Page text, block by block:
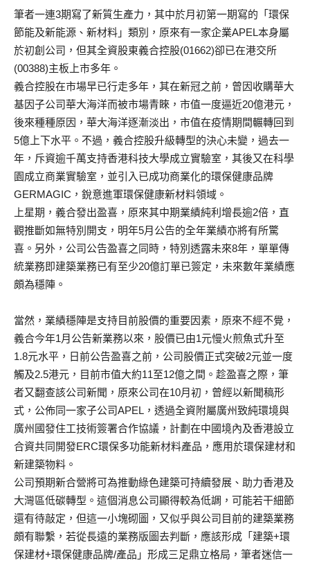
筆者一連3期寫了新質生產力，其中於月初第一期寫的「環保
節能及新能源、新材料」類別，原來有一家企業APEL本身屬
於初創公司，但其全資股東義合控股(01662)卻已在港交所
(00388)主板上市多年。
義合控股在市場早已行走多年，其在新冠之前，曾因收購華大
基因子公司華大海洋而被市場青睞，市值一度逼近20億港元，
後來種種原因，華大海洋逐漸淡出，市值在疫情期間輾轉回到
5億上下水平。不過，義合控股升級轉型的決心未變，過去一
年，斥資逾千萬支持香港科技大學成立實驗室，其後又在科學
園成立商業實驗室，並引入已成功商業化的環保健康品牌
GERMAGIC，銳意進軍環保健康新材料領域。
上星期，義合發出盈喜，原來其中期業績純利增長逾2倍，直
觀推斷如無特別開支，明年5月公告的全年業績亦將有所驚
喜。另外，公司公告盈喜之同時，特別透露未來8年，單單傳
統業務即建築業務已有至少20億訂單已簽定，未來數年業績應
頗為穩陣。
當然，業績穩陣是支持目前股價的重要因素，原來不經不覺，
義合今年1月公告新業務以來，股價已由1元慢火煎魚式升至
1.8元水平，日前公告盈喜之前，公司股價正式突破2元並一度
觸及2.5港元，目前市值大約11至12億之間。趁盈喜之際，筆
者又翻查該公司新聞，原來公司在10月初，曾經以新聞稿形
式，公佈同一家子公司APEL，透過全資附屬廣州致純環境與
廣州國發住工技術簽署合作協議，計劃在中國境內及香港設立
合資共同開發ERC環保多功能新材料產品，應用於環保建材和
新建築物料。
公司預期新合營將可為推動綠色建築可持續發展、助力香港及
大灣區低碳轉型。這個消息公司顯得較為低調，可能若干細節
還有待敲定，但這一小塊砌圖，又似乎與公司目前的建築業務
頗有聯繫，若從長遠的業務版圖去判斷，應該形成「建築+環
保建材+環保健康品牌/產品」形成三足鼎立格局，筆者迷信一